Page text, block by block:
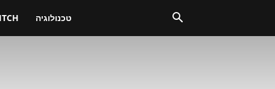
טכנולוגיה